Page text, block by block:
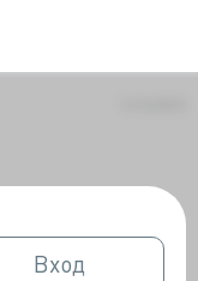
Вход
Вход